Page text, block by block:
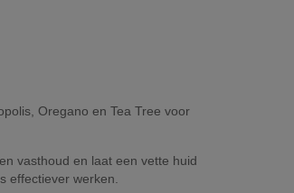
Oregano en Tea Tree voor
vasthoud en laat een vette huid
effectiever werken.